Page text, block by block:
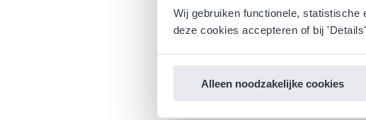
Wij gebruiken functionele, statistische
deze cookies accepteren of bij
Alleen noodzakelijke cookies